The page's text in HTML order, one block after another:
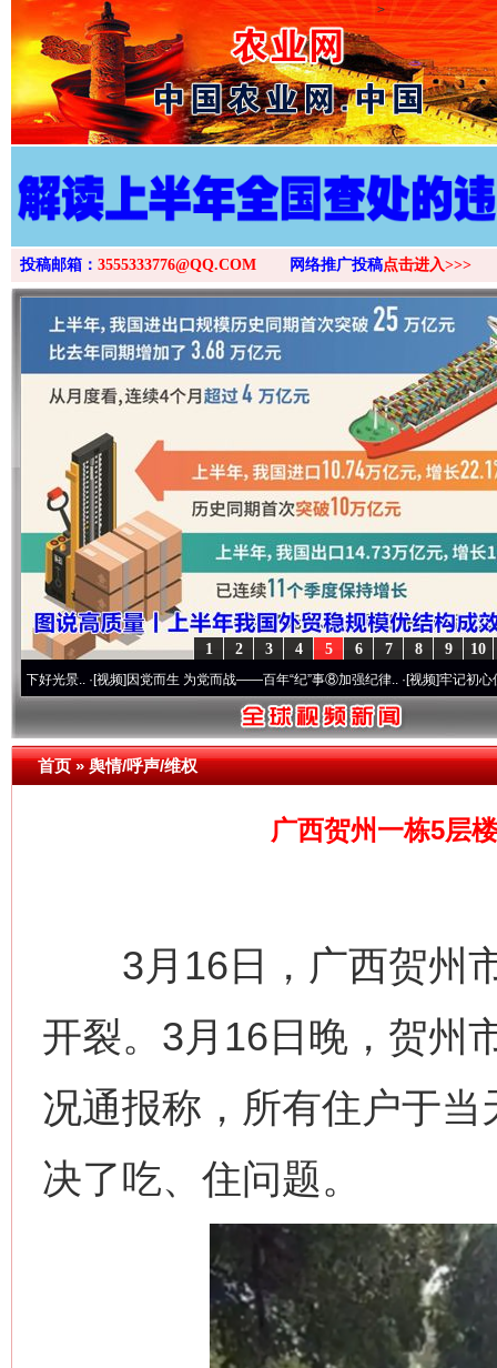
>
投稿邮箱： 3555333776@QQ.COM 网络推广投稿点击进入>>>
10
9
8
7
6
5
4
3
2
1
·[视频]因党而生 为党而战——百年“纪”事⑧加强纪律..·[视频]牢记初心使命 奋进复兴
首页»舆情/呼声/维权
广西贺州一栋5层
3月16日，广西贺州市
开裂。3月16日晚，贺州
况通报称，所有住户于
决了吃、住问题。